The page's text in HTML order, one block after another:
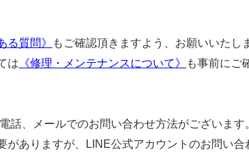
る質問》
もご確認頂きますよう、お願いいたし
は 《修理・メンテナンスについて》
も事前にご
話、メールでのお問い合わせ方法がございます
ありますが、LINE公式アカウントのお問い